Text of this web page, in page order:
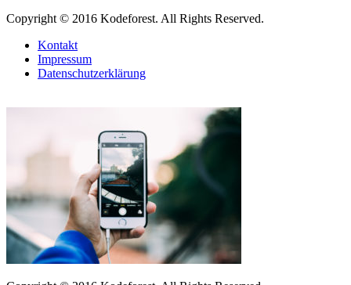
Copyright © 2016 Kodeforest. All Rights Reserved.
Kontakt
Impressum
Datenschutzerklärung